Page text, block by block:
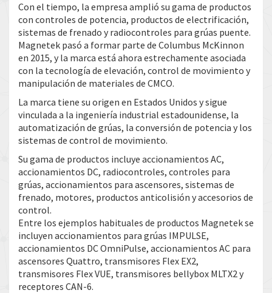
Con el tiempo, la empresa amplió su gama de productos
con controles de potencia, productos de electrificación,
sistemas de frenado y radiocontroles para grúas puente.
Magnetek pasó a formar parte de Columbus McKinnon
en 2015, y la marca está ahora estrechamente asociada
con la tecnología de elevación, control de movimiento y
manipulación de materiales de CMCO.
La marca tiene su origen en Estados Unidos y sigue
vinculada a la ingeniería industrial estadounidense, la
automatización de grúas, la conversión de potencia y los
sistemas de control de movimiento.
Su gama de productos incluye accionamientos AC,
accionamientos DC, radiocontroles, controles para
grúas, accionamientos para ascensores, sistemas de
frenado, motores, productos anticolisión y accesorios de
control.
Entre los ejemplos habituales de productos Magnetek se
incluyen accionamientos para grúas IMPULSE,
accionamientos DC OmniPulse, accionamientos AC para
ascensores Quattro, transmisores Flex EX2,
transmisores Flex VUE, transmisores bellybox MLTX2 y
receptores CAN-6.